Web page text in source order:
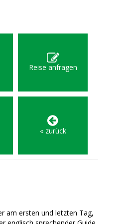
Reise anfragen
« zurück
am ersten und letzten Tag,